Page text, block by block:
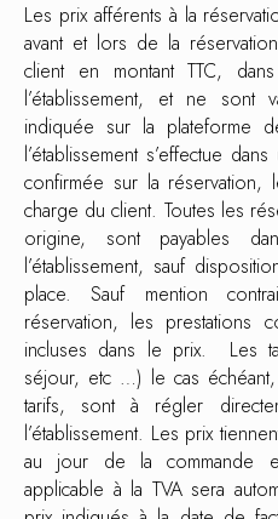
Les prix afférents à la
avant et lors de la
client en montant TTC,
l’établissement, et ne
indiquée sur la plateforme
l’établissement s’effectue
confirmée sur la
charge du client. Toutes les
origine, sont payables
l’établissement, sauf
place. Sauf mention
réservation, les prestations
incluses dans le prix. Les
séjour, etc …) le cas
tarifs, sont à régler
l’établissement. Les prix
au jour de la commande
applicable à la TVA sera